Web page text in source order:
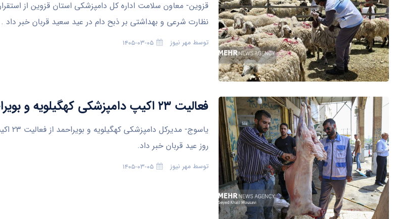
نظارت شرعی و بهداشتی بر ذبح دام در عید سعید قربان خبر داد .
توسط مهر نیوز ۱۴۰۵-۰۳-۰۵
فعالیت ۲۳ اکیپ دامپزشکی کهگیلویه و بویراحمد در عید قربان
یاسوج-
روز عید قربان خبر داد.
توسط مهر نیوز ۱۴۰۵-۰۳-۰۵